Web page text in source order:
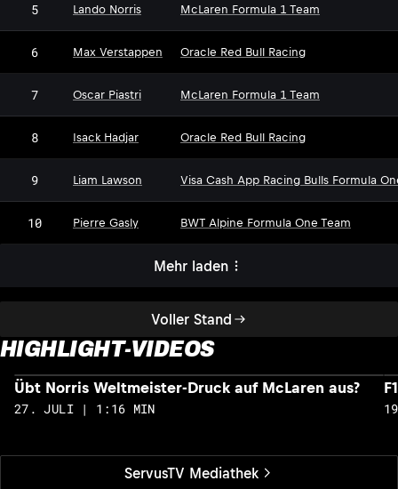
Voller Stand
5 Lando Norris McLaren Formula 1 Team
6 Max Verstappen Oracle Red Bull Racing
7 Oscar Piastri McLaren Formula 1 Team
8 Isack Hadjar Oracle Red Bull Racing
9 Liam Lawson Visa Cash App Racing Bulls Formula
10 Pierre Gasly BWT Alpine Formula One Team
Mehr laden
HIGHLIGHT-VIDEOS
ServusTV Mediathek
Übt Norris Weltmeister-Druck auf McLaren aus?
27. JULI | 1:16 MIN